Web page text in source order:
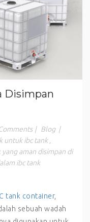
Disimpan
| Blog |
untuk ibc tank ,
aman disimpan di
ibc tank
tank container,
sebuah wadah